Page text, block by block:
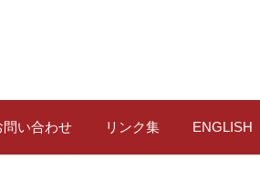
問い合わせ リンク集 ENGLISH